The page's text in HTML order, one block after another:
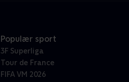
Populær sport
3F Superliga
Tour de France
FIFA VM 2026